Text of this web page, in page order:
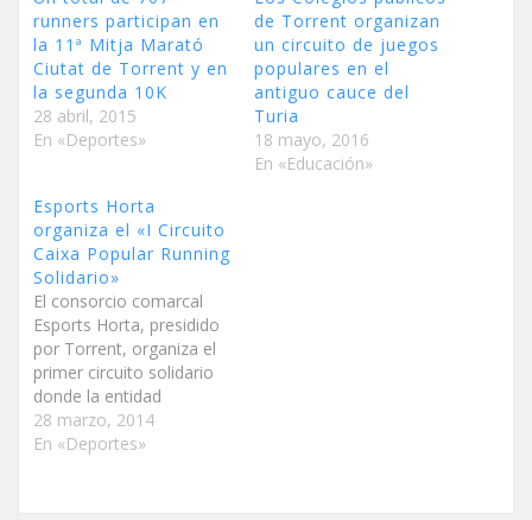
runners participan en
la 11ª Mitja Marató
Ciutat de Torrent y en
la segunda 10K
28 abril, 2015
En «Deportes»
de Torrent organizan
un circuito de juegos
populares en el
antiguo cauce del
Turia
18 mayo, 2016
En «Educación»
Esports Horta
organiza el «I Circuito
Caixa Popular Running
Solidario»
El consorcio comarcal
Esports Horta, presidido
por Torrent, organiza el
primer circuito solidario
donde la entidad
patrocinadora donará un
kilo de alimentos por
28 marzo, 2014
En «Deportes»